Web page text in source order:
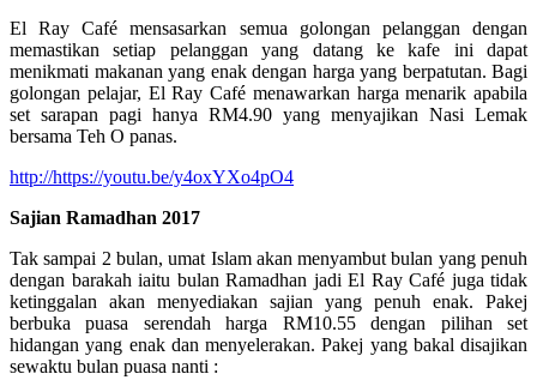
El Ray Café mensasarkan semua golongan pelanggan dengan
memastikan setiap pelanggan yang datang ke kafe ini dapat
menikmati makanan yang enak dengan harga yang berpatutan. Bagi
golongan pelajar, El Ray Café menawarkan harga menarik apabila
set sarapan pagi hanya RM4.90 yang menyajikan Nasi Lemak
bersama Teh O panas.
http://https://youtu.be/y4oxYXo4pO4
Sajian Ramadhan 2017
Tak sampai 2 bulan, umat Islam akan menyambut bulan yang penuh
dengan barakah iaitu bulan Ramadhan jadi El Ray Café juga tidak
ketinggalan akan menyediakan sajian yang penuh enak. Pakej
berbuka puasa serendah harga RM10.55 dengan pilihan set
hidangan yang enak dan menyelerakan. Pakej yang bakal disajikan
sewaktu bulan puasa nanti :